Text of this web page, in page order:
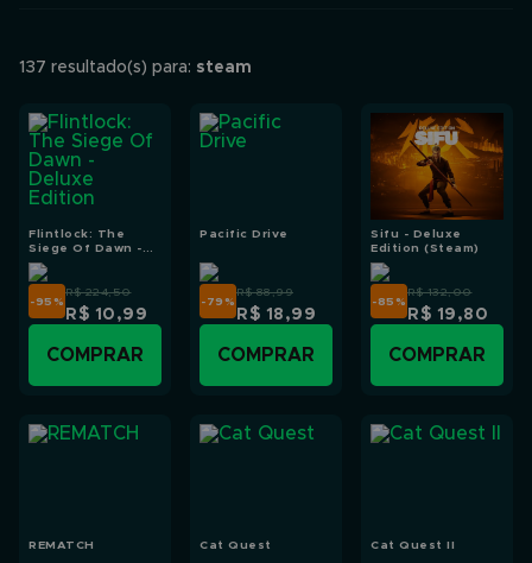
137 resultado(s) para: steam
Flintlock: The
Siege Of Dawn -
Deluxe Edition
-95 %
R$ 224,50
R$ 10,99
COMPRAR
Pacific Drive
-79 %
R$ 88,99
R$ 18,99
COMPRAR
Sifu - Deluxe
Edition (Steam)
-85 %
R$ 132,00
R$ 19,80
COMPRAR
REMATCH Cat Quest Cat Quest II